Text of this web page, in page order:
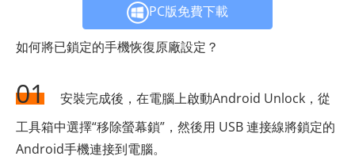
PC版免費下載
如何將已鎖定的手機恢復原廠設定？
01
安裝完成後，在電腦上啟動Android Unlock，從
工具箱中選擇“移除螢幕鎖”，然後用 USB 連接線將鎖定的
Android手機連接到電腦。